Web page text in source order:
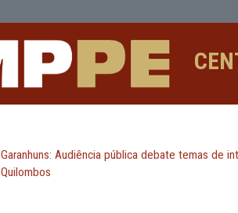
pública debate temas
Garanhuns: Audiência pública